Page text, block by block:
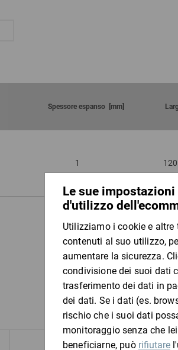
Spessore espanso [mm]
1 120